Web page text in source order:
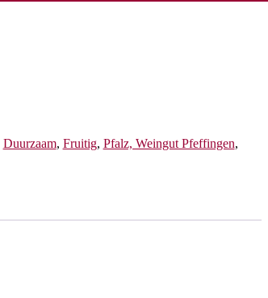
Duurzaam, Fruitig, Pfalz, Weingut Pfeffingen,